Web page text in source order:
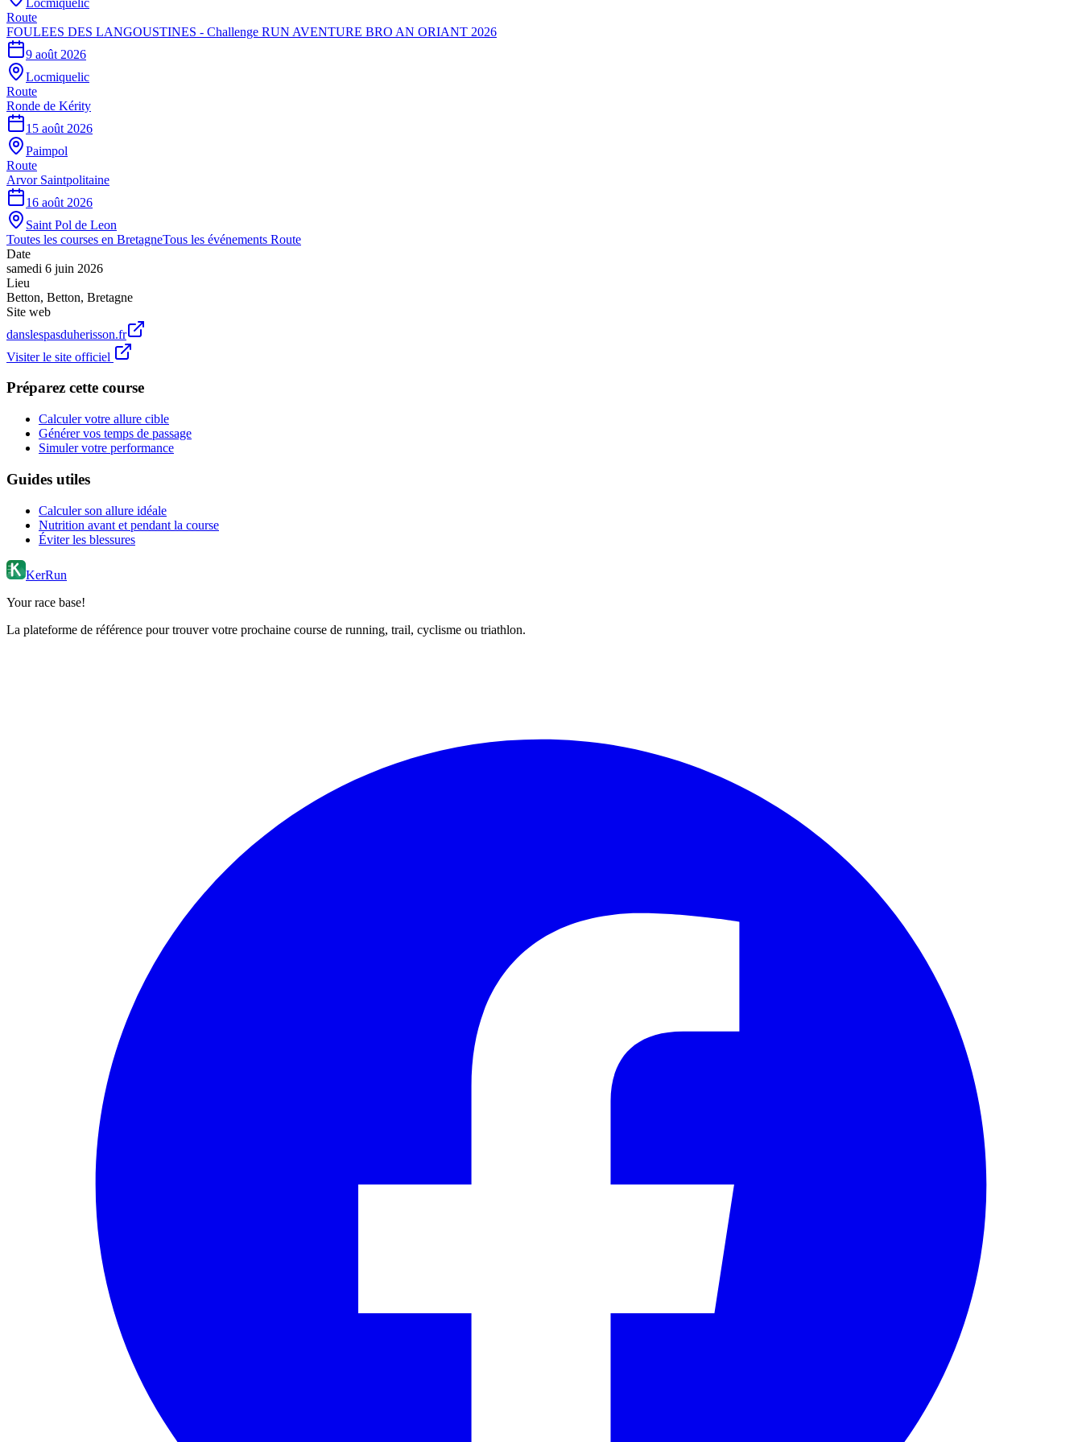
Route
FOULEES DES LANGOUSTINES - Challenge RUN AVENTURE BRO AN ORIANT 2026
9 août 2026
Locmiquelic
Route
Ronde de Kérity
15 août 2026
Paimpol
Route
Arvor Saintpolitaine
16 août 2026
Saint Pol de Leon
Toutes les courses en BretagneTous les événements Route
Date
samedi 6 juin 2026
Lieu
Betton, Betton, Bretagne
Site web
danslespasduherisson.fr
Visiter le site officiel
Préparez cette course
Calculer votre allure cible
Générer vos temps de passage
Simuler votre performance
Guides utiles
Calculer son allure idéale
Nutrition avant et pendant la course
Éviter les blessures
KerRun
Your race base!
La plateforme de référence pour trouver votre prochaine course de running, trail, cyclisme ou triathlon.